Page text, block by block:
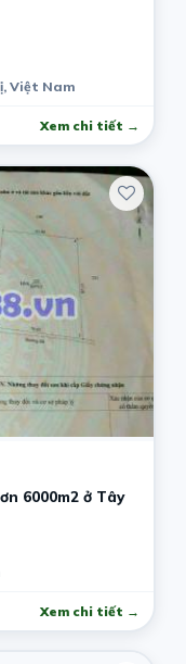
Việt Nam
Xem chi tiết →
6000m2 ở Tây
Xem chi tiết →